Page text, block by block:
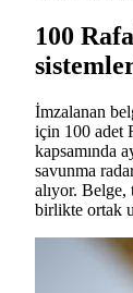
100
İmzalanan
için 100 adet
kapsamında
savunma
alıyor.
birlikte ortak